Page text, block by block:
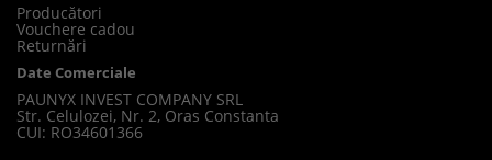
Producători
Vouchere cadou
Returnări
Date Comerciale
PAUNYX INVEST COMPANY SRL
Str. Celulozei, Nr. 2, Oras Constanta
CUI: RO34601366